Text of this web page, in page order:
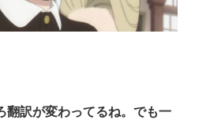
翻訳が変わってるね。でも一